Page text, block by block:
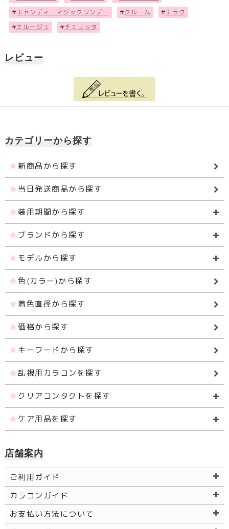
#キャンディーマジックワンデー #クルーム #モラク
#エルージュ #チェリッタ
レビュー
カテゴリーから探す
新商品から探す
当日発送商品から探す
装用期間から探す
ブランドから探す
モデルから探す
色(カラー)から探す
着色直径から探す
価格から探す
キーワードから探す
乱視用カラコンを探す
クリアコンタクトを探す
ケア用品を探す
店舗案内
ご利用ガイド
カラコンガイド
お支払い方法について